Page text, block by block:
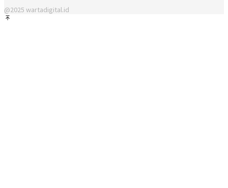
@2025 wartadigital.id